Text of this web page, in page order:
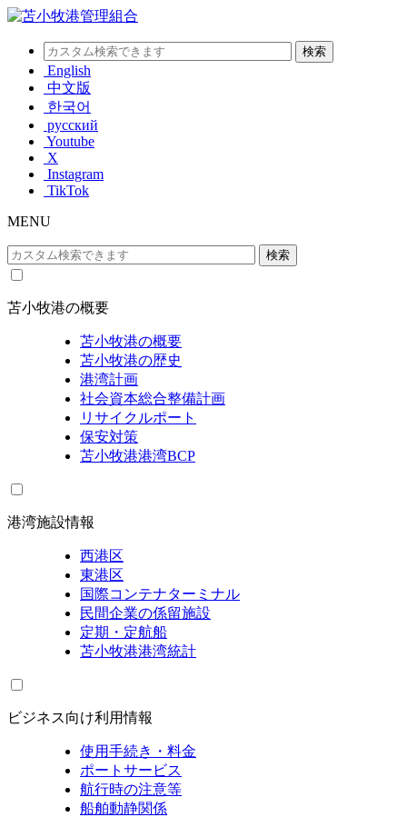
English
中文版
한국어
русский
Youtube
X
Instagram
TikTok
MENU
苫小牧港の概要
苫小牧港の概要
苫小牧港の歴史
港湾計画
社会資本総合整備計画
リサイクルポート
保安対策
苫小牧港港湾BCP
港湾施設情報
西港区
東港区
国際コンテナターミナル
民間企業の係留施設
定期・定航船
苫小牧港港湾統計
ビジネス向け利用情報
使用手続き・料金
ポートサービス
航行時の注意等
船舶動静関係